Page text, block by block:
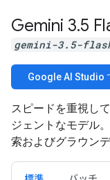
Gemini 3.5
gemini-3.5-
Google AI Studio
スピードを重視し
ジェントなモデル
索およびグラウン